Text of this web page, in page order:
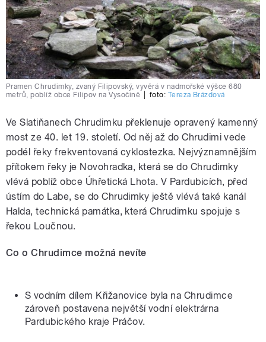
Pramen Chrudimky, zvaný Filipovský, vyvěrá v nadmořské výšce 680
metrů, poblíž obce Filipov na Vysočině
foto: Tereza Brázdová
Ve Slatiňanech Chrudimku překlenuje opravený kamenný
most ze 40. let 19. století. Od něj až do Chrudimi vede
podél řeky frekventovaná cyklostezka. Nejvýznamnějším
přítokem řeky je Novohradka, která se do Chrudimky
vlévá poblíž obce Úhřetická Lhota. V Pardubicích, před
ústím do Labe, se do Chrudimky ještě vlévá také kanál
Halda, technická památka, která Chrudimku spojuje s
řekou Loučnou.
Co o Chrudimce možná nevíte
S vodním dílem Křižanovice byla na Chrudimce
zároveň postavena největší vodní elektrárna
Pardubického kraje Práčov.